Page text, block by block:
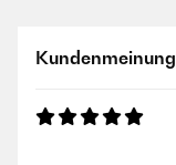
Not really satisfied